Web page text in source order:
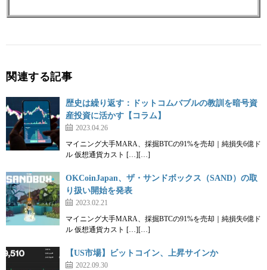
関連する記事
歴史は繰り返す：ドットコムバブルの教訓を暗号資
産投資に活かす【コラム】
2023.04.26
マイニング大手MARA、採掘BTCの91%を売却｜純損失6億ド
ル 仮想通貨カスト […][…]
OKCoinJapan、ザ・サンドボックス（SAND）の取
り扱い開始を発表
2023.02.21
マイニング大手MARA、採掘BTCの91%を売却｜純損失6億ド
ル 仮想通貨カスト […][…]
【US市場】ビットコイン、上昇サインか
2022.09.30